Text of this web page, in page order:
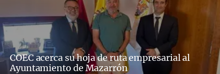
COEC acerca su hoja de ruta empresarial al
Ayuntamiento de Mazarrón